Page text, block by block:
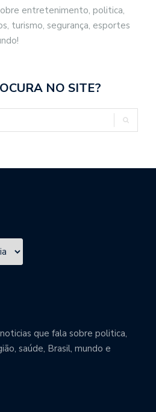
entretenimento, politica,
turismo, segurança, esportes
NO SITE?
que fala sobre politica,
saúde, Brasil, mundo e